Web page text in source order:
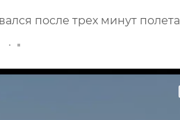
после трех минут полета